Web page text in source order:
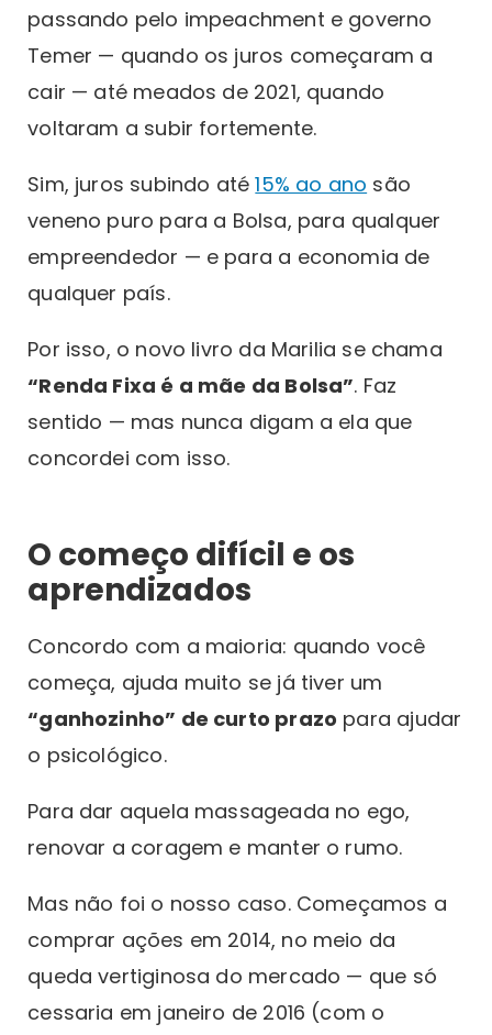
passando pelo impeachment e governo
Temer — quando os juros começaram a
cair — até meados de 2021, quando
voltaram a subir fortemente.
Sim, juros subindo até15% ao ano são
veneno puro para a Bolsa, para qualquer
empreendedor — e para a economia de
qualquer país.
Por isso, o novo livro da Marilia se chama
“Renda Fixa é a mãe da Bolsa”. Faz
sentido — mas nunca digam a ela que
concordei com isso.
O começo difícil e os
aprendizados
Concordo com a maioria: quando você
começa, ajuda muito se já tiver um
“ganhozinho” de curto prazo para ajudar
o psicológico.
Para dar aquela massageada no ego,
renovar a coragem e manter o rumo.
Mas não foi o nosso caso. Começamos a
comprar ações em 2014, no meio da
queda vertiginosa do mercado — que só
cessaria em janeiro de 2016 (com o